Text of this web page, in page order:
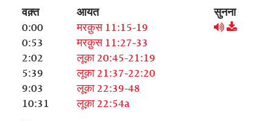
वक़्त आयत
सुनना
0:00
0:53
2:02
5:39
9:03
10:31
मरक़ुस 11:15-19
मरक़ुस 11:27-33
लूक़ा 20:45-21:19
लूक़ा 21:37-22:20
लूक़ा 22:39-48
लूक़ा 22:54a